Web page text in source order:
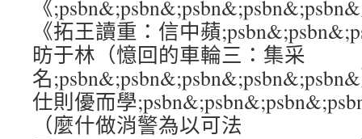
《
《拓王讀重：信中蘋
昉于林（憶回的車輪三：集采
名
仕則優而學
（麼什做消警為以可法